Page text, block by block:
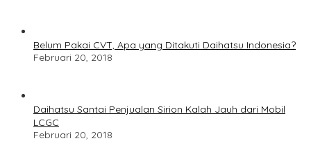
Belum Pakai CVT, Apa yang Ditakuti Daihatsu Indonesia?
Februari 20, 2018
Daihatsu Santai Penjualan Sirion Kalah Jauh dari Mobil
LCGC
Februari 20, 2018